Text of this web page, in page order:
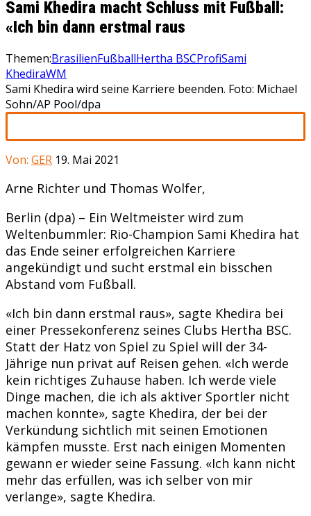
Sami Khedira macht Schluss mit Fußball:
«Ich bin dann erstmal raus
Themen:BrasilienFußballHertha BSCProfiSami
KhediraWM
Sami Khedira wird seine Karriere beenden. Foto: Michael
Sohn/AP Pool/dpa
Von: GER 19. Mai 2021
Arne Richter und Thomas Wolfer,
Berlin (dpa) – Ein Weltmeister wird zum
Weltenbummler: Rio-Champion Sami Khedira hat
das Ende seiner erfolgreichen Karriere
angekündigt und sucht erstmal ein bisschen
Abstand vom Fußball.
«Ich bin dann erstmal raus», sagte Khedira bei
einer Pressekonferenz seines Clubs Hertha BSC.
Statt der Hatz von Spiel zu Spiel will der 34-
Jährige nun privat auf Reisen gehen. «Ich werde
kein richtiges Zuhause haben. Ich werde viele
Dinge machen, die ich als aktiver Sportler nicht
machen konnte», sagte Khedira, der bei der
Verkündung sichtlich mit seinen Emotionen
kämpfen musste. Erst nach einigen Momenten
gewann er wieder seine Fassung. «Ich kann nicht
mehr das erfüllen, was ich selber von mir
verlange», sagte Khedira.